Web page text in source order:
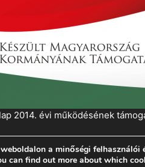
2014. évi működésének
• KészültGeneratePress
a minőségi felhasználói
can find out more about which